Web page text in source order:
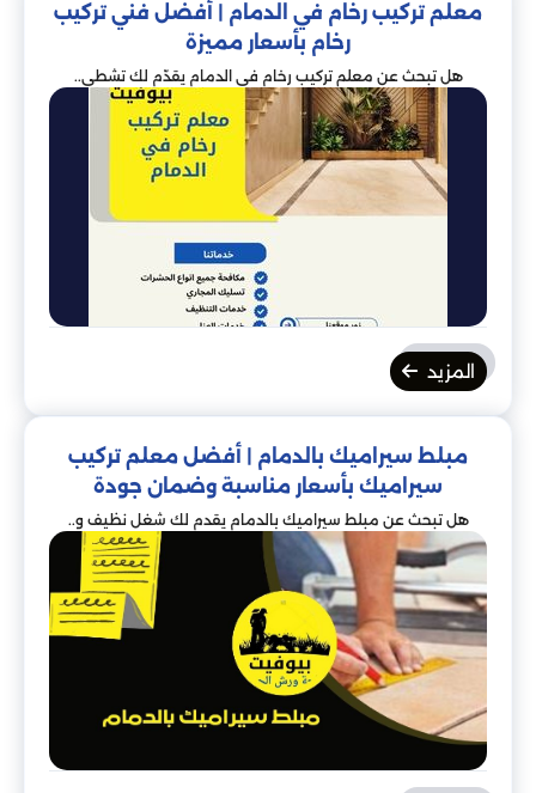
معلم تركيب رخام في الدمام | أفضل فني تركيب
رخام بأسعار مميزة
هل تبحث عن معلم تركيب رخام في الدمام يقدّم لك تشطي..
المزيد
مبلط سيراميك بالدمام | أفضل معلم تركيب
سيراميك بأسعار مناسبة وضمان جودة
هل تبحث عن مبلط سيراميك بالدمام يقدم لك شغل نظيف و..